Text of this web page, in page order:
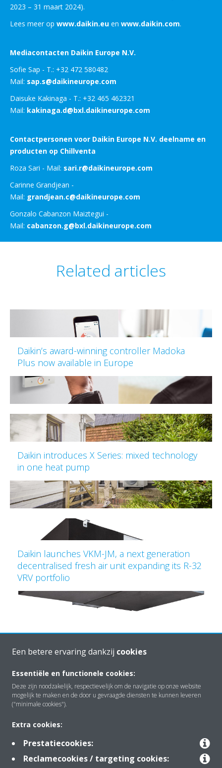
2023 – 31 maart 2024).
Lees meer op www.daikin.eu en www.daikin.com.
Mediacontacten Daikin Europe N.V.
Sofie Sap - T.: +32 472 580482
Mail: sap.s@daikineurope.com
Daisuke Kakinaga - T.: +32 465 462321
Mail: kakinaga.d@bxl.daikineurope.com
Contactpersonen voor Daikin Europe N.V. deelname en
producten op Chillventa
Roza Sari - Mail: sari.r@daikineurope.com
Carinne Grandjean -
Mail: grandjean.c@daikineurope.com
Gonzalo Cabanzon Maiztegui -
Mail: cabanzon.g@bxl.daikineurope.com
Related articles
Daikin’s award-winning controller Madoka
Plus now available in Europe
Daikin introduces X Series: mixed technology
in one heat pump
Daikin launches VKM-JM, a next generation
decentralised fresh air unit expanding its R-32
VRV portfolio
Over Daikin
Oplossingen
Een betere ervaring dankzij cookies
Essentiële en functionele cookies:
Deze zijn noodzakelijk, respectievelijk om de navigatie op onze website
mogelijk te maken en de door u gevraagde diensten te kunnen leveren
("minimale cookies").
Extra cookies:
Prestatiecookies:
Reclamecookies / targeting cookies: